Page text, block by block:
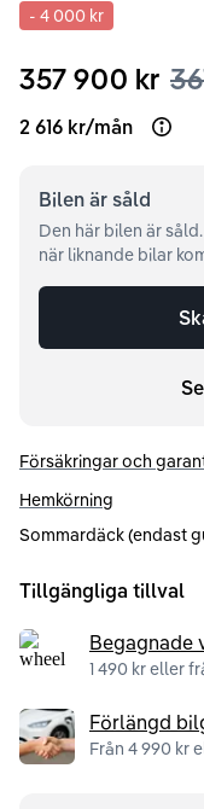
- 4 000 kr
357 900 kr
2 616 kr/mån
Bilen är såld
Den här bilen är
när liknande bilar
Försäkringar och
Hemkörning
Sommardäck (endast
Tillgängliga tillval
Begagnade
1 490 kr eller
Förlängd
Från 4 990 kr